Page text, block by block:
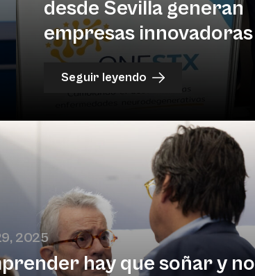
desde Sevilla generan
empresas innovadoras
Seguir leyendo
2025
hay que soñar y no